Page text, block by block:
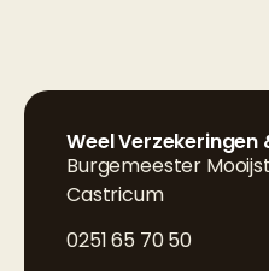
Weel Verzekeringen
Burgemeester
Castricum
0251 65 70 50